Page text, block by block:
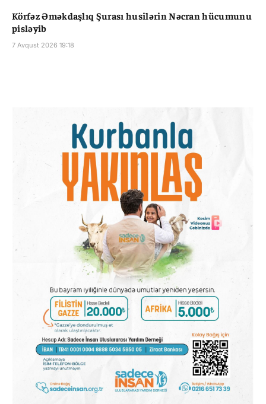
Körfəz Əməkdaşlıq Şurası husilərin Nəcran hücumunu
pisləyib
7 Avqust 2026 19:18